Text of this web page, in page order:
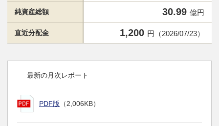
純資産総額 30.99 億円
直近分配金 1,200 円（2026/07/23）
最新の月次レポート
PDF版 （2,006KB）